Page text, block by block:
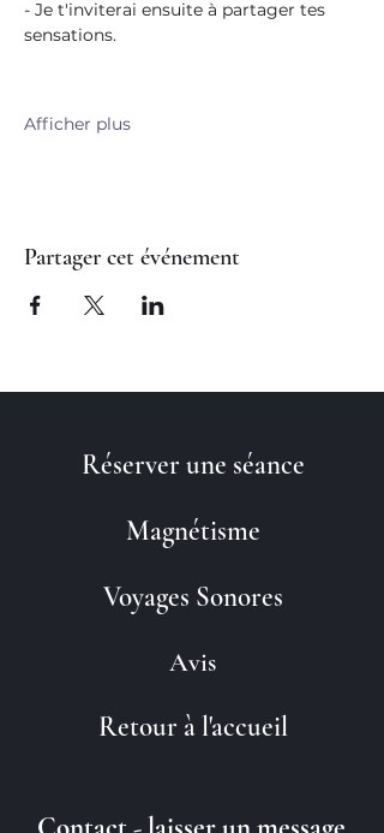
- Je t'inviterai ensuite à partager tes
sensations.
Afficher plus
Partager cet événement
Réserver une séance
Magnétisme
Voyages Sonores
Avis
Retour à l'accueil